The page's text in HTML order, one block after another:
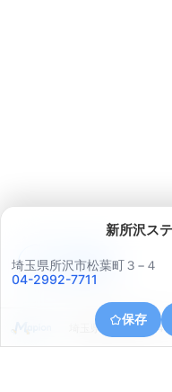
新所沢ス
埼玉県所沢市松葉町３−４
04-2992-7711
保存
埼玉県所沢市並木４
アプリで見る